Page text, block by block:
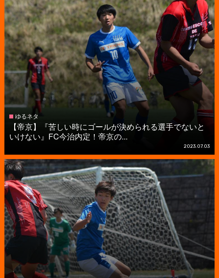
ゆるネタ
【帝京】『苦しい時にゴールが決められる選手でないと
いけない』FC今治内定！帝京の...
2023.07.03